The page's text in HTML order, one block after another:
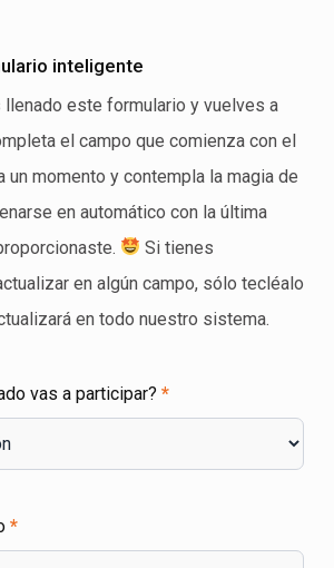
inteligente
llenado este formulario y vuelves a
el campo que comienza con el
un momento y contempla la magia de
en automático con la última
Si tienes
en algún campo, sólo tecléalo
en todo nuestro sistema.
vas a participar? *
*